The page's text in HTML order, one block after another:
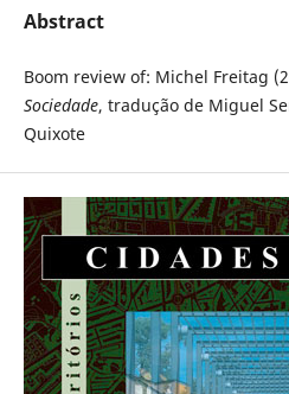
Abstract
Boom review of: Michel Freitag
Sociedade, tradução de Miguel
Quixote